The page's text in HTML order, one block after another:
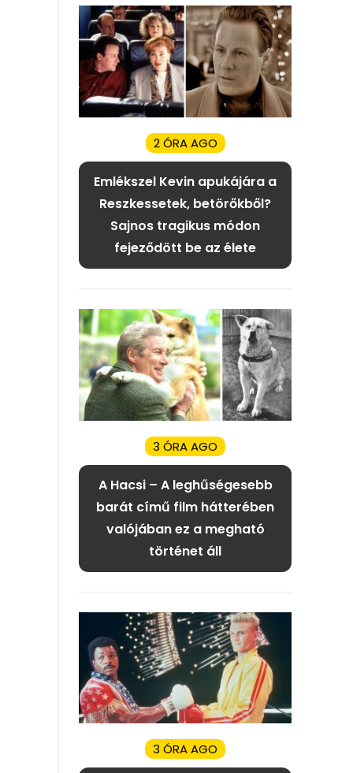
2 ÓRA AGO
Emlékszel Kevin apukájára a
Reszkessetek, betörőkből?
Sajnos tragikus módon
fejeződött be az élete
3 ÓRA AGO
A Hacsi – A leghűségesebb
barát című film hátterében
valójában ez a megható
történet áll
3 ÓRA AGO